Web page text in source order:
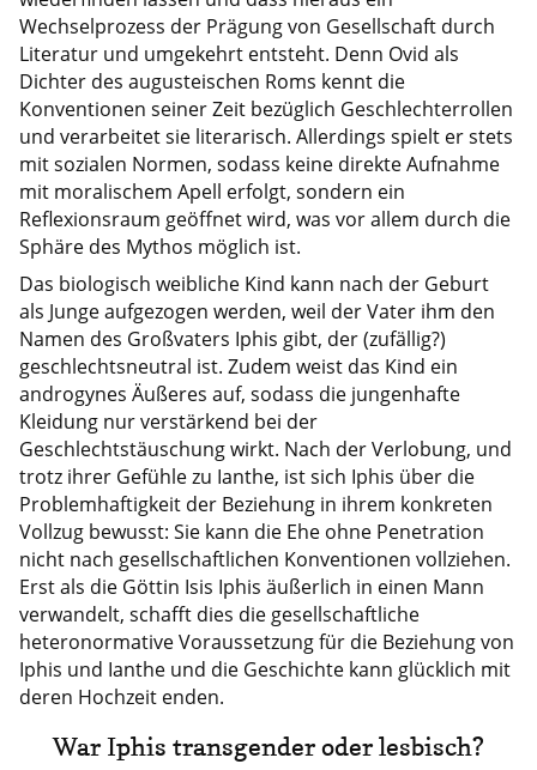
Wechselprozess der Prägung von Gesellschaft durch
Literatur und umgekehrt entsteht. Denn Ovid als
Dichter des augusteischen Roms kennt die
Konventionen seiner Zeit bezüglich Geschlechterrollen
und verarbeitet sie literarisch. Allerdings spielt er stets
mit sozialen Normen, sodass keine direkte Aufnahme
mit moralischem Apell erfolgt, sondern ein
Reflexionsraum geöffnet wird, was vor allem durch die
Sphäre des Mythos möglich ist.
Das biologisch weibliche Kind kann nach der Geburt
als Junge aufgezogen werden, weil der Vater ihm den
Namen des Großvaters Iphis gibt, der (zufällig?)
geschlechtsneutral ist. Zudem weist das Kind ein
androgynes Äußeres auf, sodass die jungenhafte
Kleidung nur verstärkend bei der
Geschlechtstäuschung wirkt. Nach der Verlobung, und
trotz ihrer Gefühle zu Ianthe, ist sich Iphis über die
Problemhaftigkeit der Beziehung in ihrem konkreten
Vollzug bewusst: Sie kann die Ehe ohne Penetration
nicht nach gesellschaftlichen Konventionen vollziehen.
Erst als die Göttin Isis Iphis äußerlich in einen Mann
verwandelt, schafft dies die gesellschaftliche
heteronormative Voraussetzung für die Beziehung von
Iphis und Ianthe und die Geschichte kann glücklich mit
deren Hochzeit enden.
War Iphis transgender oder lesbisch?